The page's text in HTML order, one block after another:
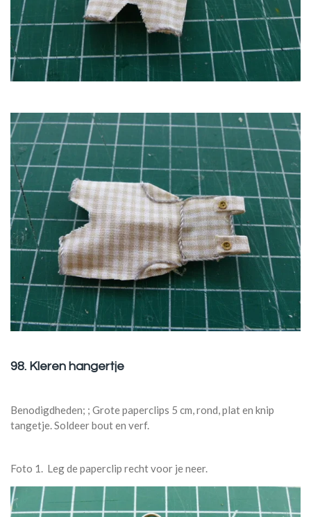
98. Kleren hangertje
Benodigdheden; ; Grote paperclips 5 cm, rond, plat en knip
tangetje. Soldeer bout en verf.
Foto 1. Leg de paperclip recht voor je neer.